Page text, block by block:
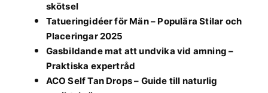
skötsel
Tatueringidéer för Män – Populära Stilar och
Placeringar 2025
Gasbildande mat att undvika vid amning –
Praktiska expertråd
ACO Self Tan Drops – Guide till naturlig